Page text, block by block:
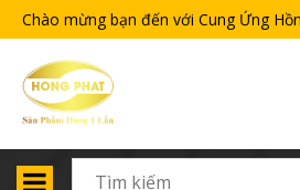
Chào mừng bạn đến với Cung Ứng